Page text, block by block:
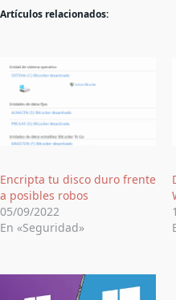
Artículos relacionados:
Encripta tu disco duro frente
a posibles robos
05/09/2022
En «Seguridad»